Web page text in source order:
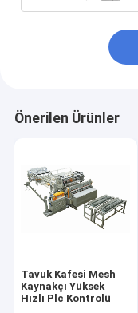
Önerilen Ürünler
Tavuk Kafesi Mesh
Kaynakçı Yüksek
Hızlı Plc Kontrolü